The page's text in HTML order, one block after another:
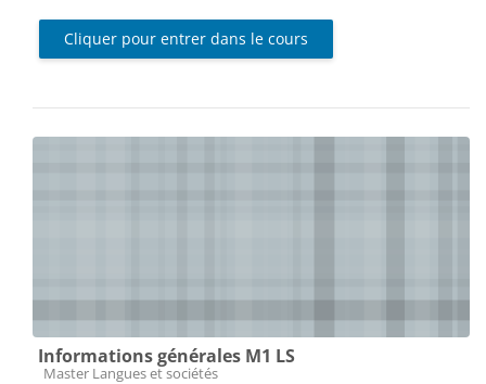
Cliquer pour entrer dans le cours
Informations générales M1 LS
Catégorie de cours
Master Langues et sociétés